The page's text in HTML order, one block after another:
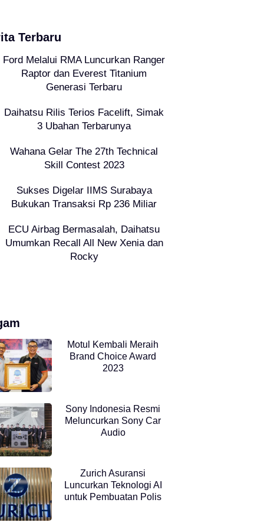
Terbaru
Ford Melalui RMA Luncurkan Ranger
Raptor dan Everest Titanium
Generasi Terbaru
Daihatsu Rilis Terios Facelift, Simak
3 Ubahan Terbarunya
Wahana Gelar The 27th Technical
Skill Contest 2023
Sukses Digelar IIMS Surabaya
Bukukan Transaksi Rp 236 Miliar
ECU Airbag Bermasalah, Daihatsu
Umumkan Recall All New Xenia dan
Rocky
Motul Kembali Meraih
Brand Choice Award
2023
Sony Indonesia Resmi
Meluncurkan Sony Car
Audio
Zurich Asuransi
Luncurkan Teknologi AI
untuk Pembuatan Polis